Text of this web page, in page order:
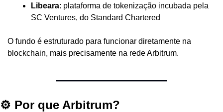
Libeara: plataforma de tokenização incubada pela
SC Ventures, do Standard Chartered
O fundo é estruturado para funcionar diretamente na
blockchain, mais precisamente na rede Arbitrum.
⚙️ Por que Arbitrum?